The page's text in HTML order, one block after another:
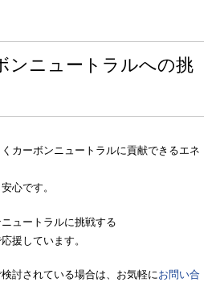
ンニュートラルへの挑
カーボンニュートラルに貢献できるエネ
心です。
ュートラルに挑戦する
援しています。
討されている場合は、お気軽にお問い合